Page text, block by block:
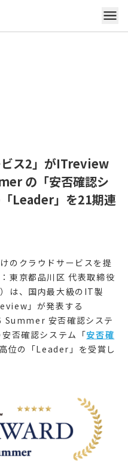
ビス2」がITreview
の「安否確認シ
Leader」を21期連
のクラウドサービスを提
東京都品川区 代表取締役
は、国内最大級のIT製
」が発表する
安否確認システ
否確認システム「安否確
位の「Leader」を受賞し